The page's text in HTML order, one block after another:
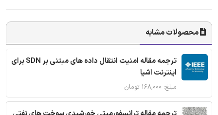
محصولات مشابه
ترجمه مقاله امنیت انتقال داده های مبتنی بر SDN برای
اینترنت اشیا
مبلغ: ۱۶۸,۰۰۰ تومان